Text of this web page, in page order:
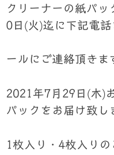
クリーナーの紙パ
0日(火)迄に下記電話
ールにご連絡頂きま
2021年7月29日(木)
パックをお届け致し
1枚入り・4枚入り